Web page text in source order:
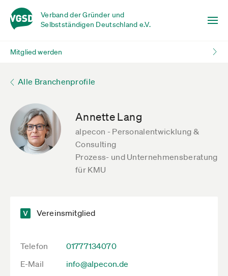
Verband der Gründer und
Selbstständigen Deutschland e.V.
Mitglied werden
Alle Branchenprofile
Annette Lang
alpecon - Personalentwicklung &
Consulting
Prozess- und Unternehmensberatung
für KMU
Vereinsmitglied
Telefon
01777134070
E-Mail
info@alpecon.de